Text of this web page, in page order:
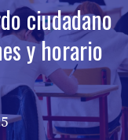
ciudadano
y horario